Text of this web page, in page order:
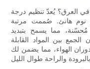
العرق؟ يُعدّ تنظيم درجة
نوم هانئ. صُممت مرتبة
مُحسّنة، مما يسمح بتبديد
بين المواد القابلة
الهواء، مما يضمن لك